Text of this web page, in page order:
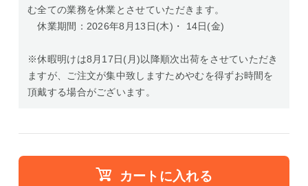
む全ての業務を休業とさせていただきます。
休業期間：2026年8月13日(木)・ 14日(金)
※休暇明けは8月17日(月)以降順次出荷をさせていただき
ますが、ご注文が集中致しますためやむを得ずお時間を
頂戴する場合がございます。
カートに入れる